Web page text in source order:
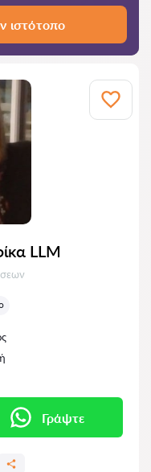
ιστότοπο
LLM
Γράψτε